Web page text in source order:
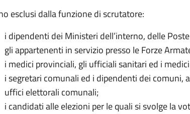
esclusi dalla funzione di scrutatore:
i dipendenti dei Ministeri dell’interno, delle
gli appartenenti in servizio presso le Forze
i medici provinciali, gli ufficiali sanitari ed i
i segretari comunali ed i dipendenti dei comuni,
uffici elettorali comunali;
i candidati alle elezioni per le quali si svolge la